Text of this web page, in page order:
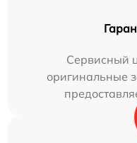
Сервисный
оригинальные